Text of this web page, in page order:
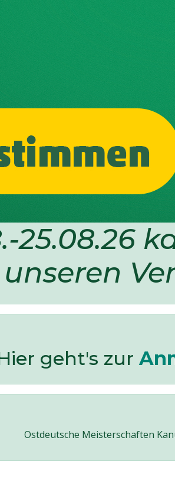
25.08.26
geht's zur
Ostdeutsche Meisterschaften